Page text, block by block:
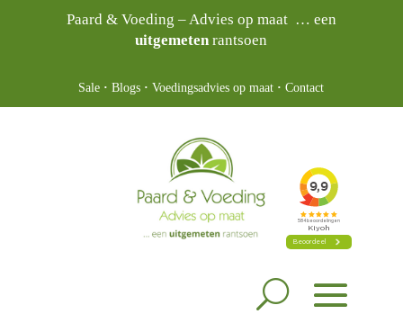
Paard & Voeding – Advies op maat … een
uitgemetenrantsoen
Sale ·Blogs ·Voedingsadvies op maat ·Contact